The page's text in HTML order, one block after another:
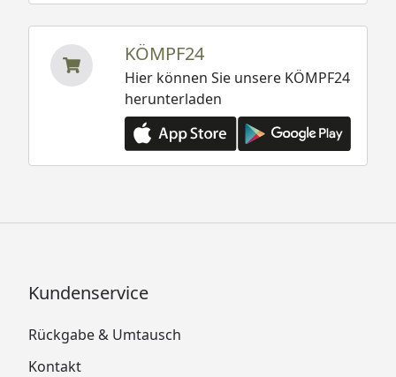
KÖMPF24
Hier können Sie unsere KÖMPF24
herunterladen
Kundenservice
Rückgabe & Umtausch
Kontakt